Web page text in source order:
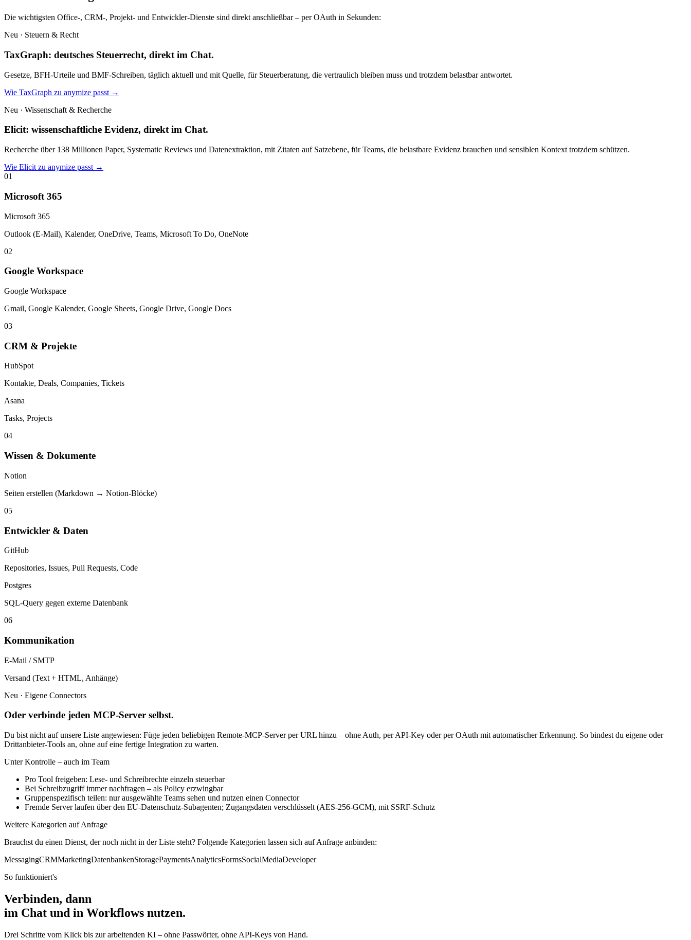
Verfügbare Connectors
Mehr auf Anfrage.
Die wichtigsten Office-, CRM-, Projekt- und Entwickler-Dienste sind direkt anschließbar – per OAuth in Sekunden:
Neu · Steuern & Recht
Gesetze, BFH-Urteile und BMF-Schreiben, täglich aktuell und mit Quelle, für Steuerberatung, die vertraulich bleiben muss und trotzdem belastbar antwortet.
Wie TaxGraph zu anymize passt →
Neu · Wissenschaft & Recherche
Elicit: wissenschaftliche Evidenz, direkt im Chat.
01
Microsoft 365
Microsoft 365
Outlook (E-Mail), Kalender, OneDrive, Teams, Microsoft To Do, OneNote
02
Google Workspace
Gmail, Google Kalender, Google Sheets, Google Drive, Google Docs
03
Tasks, Projects
04
Seiten erstellen (Markdown → Notion-Blöcke)
05
Entwickler & Daten
SQL-Query gegen externe Datenbank
06
Kommunikation
Versand (Text + HTML, Anhänge)
Neu · Eigene Connectors
Oder verbinde jeden MCP-Server selbst.
Du bist nicht auf unsere Liste angewiesen: Füge jeden beliebigen Remote-MCP-Server per URL hinzu – ohne Auth, per API-Key oder per OAuth mit automatischer Erkennung. So bindest du eigene oder
Drittanbieter-Tools an, ohne auf eine fertige Integration zu warten.
Unter Kontrolle – auch im Team
Pro Tool freigeben: Lese- und Schreibrechte einzeln steuerbar
Gruppenspezifisch teilen: nur ausgewählte Teams sehen und nutzen einen Connector
Brauchst du einen Dienst, der noch nicht in der Liste steht? Folgende Kategorien lassen sich auf Anfrage anbinden: